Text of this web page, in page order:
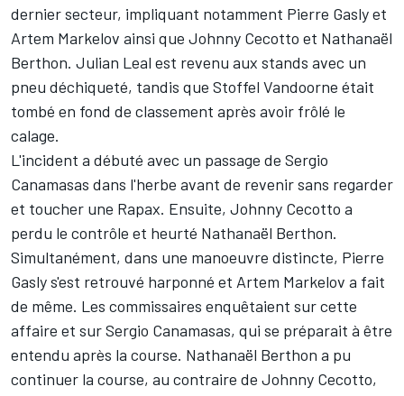
dernier secteur, impliquant notamment Pierre Gasly et
Artem Markelov ainsi que Johnny Cecotto et Nathanaël
Berthon. Julian Leal est revenu aux stands avec un
pneu déchiqueté, tandis que Stoffel Vandoorne était
tombé en fond de classement après avoir frôlé le
calage.
L'incident a débuté avec un passage de Sergio
Canamasas dans l'herbe avant de revenir sans regarder
et toucher une Rapax. Ensuite, Johnny Cecotto a
perdu le contrôle et heurté Nathanaël Berthon.
Simultanément, dans une manoeuvre distincte, Pierre
Gasly s'est retrouvé harponné et Artem Markelov a fait
de même. Les commissaires enquêtaient sur cette
affaire et sur Sergio Canamasas, qui se préparait à être
entendu après la course. Nathanaël Berthon a pu
continuer la course, au contraire de Johnny Cecotto,